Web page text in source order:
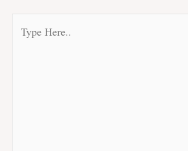
Here..